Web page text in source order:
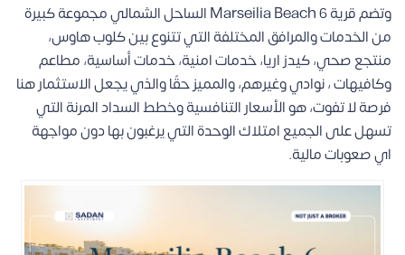
وتضم قرية Marseilia Beach 6 الساحل الشمالي مجموعة كبيرة
من الخدمات والمرافق المختلفة التي تتنوع بين كلوب هاوس،
منتجع صحي، كيدز اريا، خدمات امنية، خدمات أساسية، مطاعم
وكافيهات ، نوادي وغيرهم، والمميز حقًا والذي يجعل الاستثمار هنا
فرصة لا تفوت، هو الأسعار التنافسية وخطط السداد المرنة التي
تسهل على الجميع امتلاك الوحدة التي يرغبون بها دون مواجهة
اي صعوبات مالية.